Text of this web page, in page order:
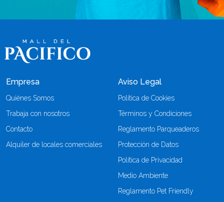
Empresa
Quiénes Somos
Trabaja con nosotros
Contacto
Alquiler de locales comerciales
Aviso Legal
Política de Cookies
Términos y Condiciones
Reglamento Parqueaderos
Protección de Datos
Política de Privacidad
Medio Ambiente
Reglamento Pet Friendly